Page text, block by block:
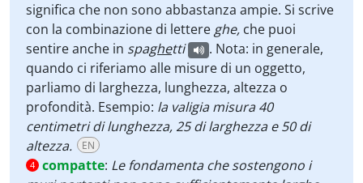
significa che non sono abbastanza ampie. Si scrive
con la combinazione di lettere ghe, che puoi
sentire anche in spaghetti
. Nota: in generale,
quando ci riferiamo alle misure di un oggetto,
parliamo di larghezza, lunghezza, altezza o
profondità. Esempio: la valigia misura 40
centimetri di lunghezza, 25 di larghezza e 50 di
altezza.
EN
4 compatte: Le fondamenta che sostengono i